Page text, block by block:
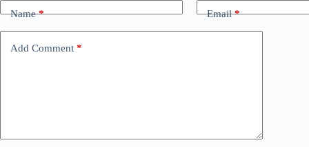
Name* Email*
Add Comment *